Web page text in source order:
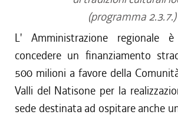
(programma 2.3.7.)
L' Amministrazione regionale
concedere un finanziamento
500 milioni a favore della
Valli del Natisone per la
sede destinata ad ospitare anche